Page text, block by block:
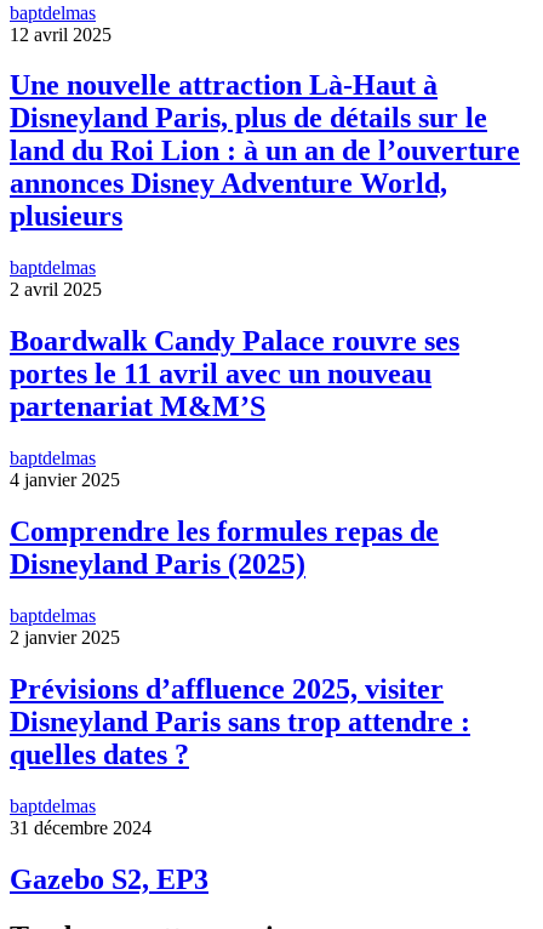
baptdelmas
12 avril 2025
Une nouvelle attraction Là-Haut à
Disneyland Paris, plus de détails sur le
land du Roi Lion : à un an de l’ouverture
annonces Disney Adventure World,
plusieurs
baptdelmas
2 avril 2025
Boardwalk Candy Palace rouvre ses
portes le 11 avril avec un nouveau
partenariat M&M’S
baptdelmas
4 janvier 2025
Comprendre les formules repas de
Disneyland Paris (2025)
baptdelmas
2 janvier 2025
Prévisions d’affluence 2025, visiter
Disneyland Paris sans trop attendre :
quelles dates ?
baptdelmas
31 décembre 2024
Gazebo S2, EP3